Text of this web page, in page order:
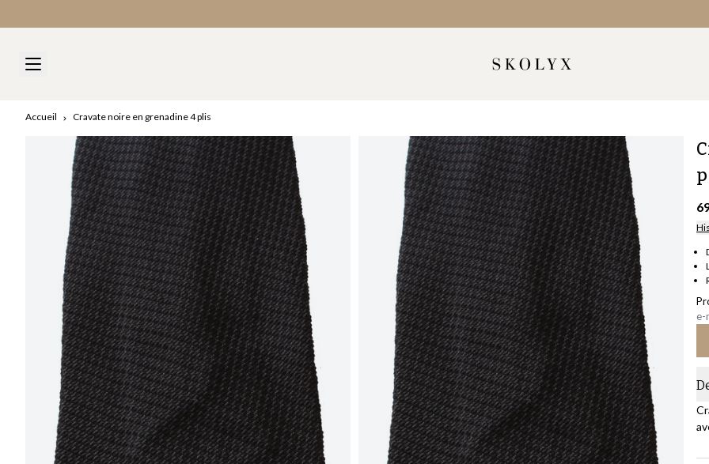
Accueil Cravate noire en grenadine 4 plis